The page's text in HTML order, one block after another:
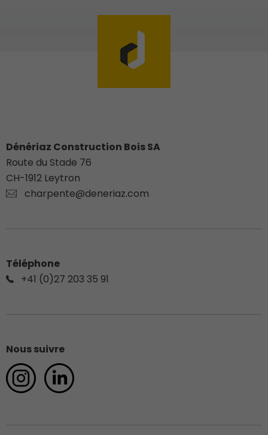
Dénériaz Construction Bois SA
Route du Stade 76
CH-1912 Leytron
charpente@deneriaz.com
Téléphone
+41 (0)27 203 35 91
Nous suivre